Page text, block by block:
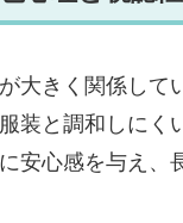
大きく関係し
装と調和しにく
安心感を与え、